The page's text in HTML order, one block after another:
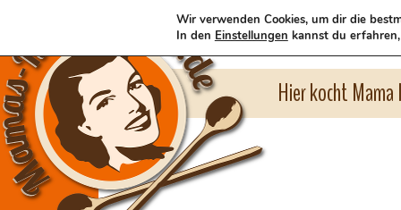
Hier kocht
Wir verwenden Cookies, um dir die
In den Einstellungen kannst du